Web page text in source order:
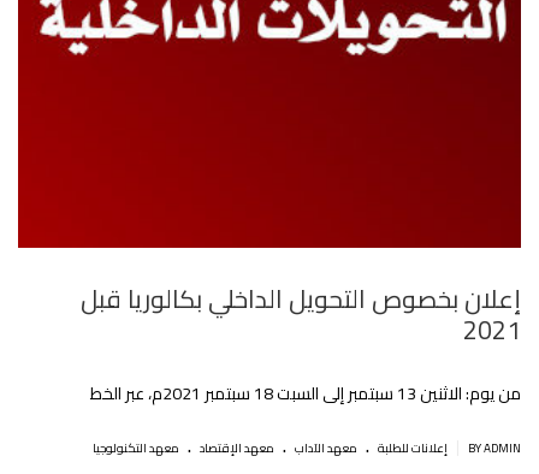
إعلان بخصوص التحويل الداخلي بكالوريا قبل
2021
من يوم: الاثنين 13 سبتمبر إلى السبت 18 سبتمبر 2021م، عبر الخط
BY ADMIN إعلانات للطلبة . معهد الآداب . معهد الإقتصاد . معهد التكنولوجيا